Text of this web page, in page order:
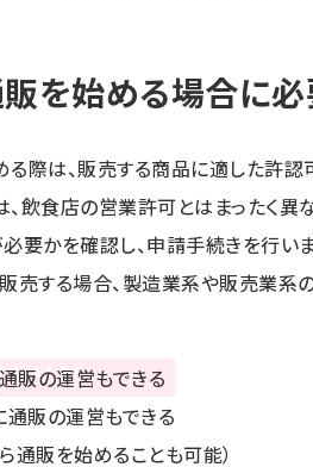
を始める場合に
際は、販売する商品に適した許認
飲食店の営業許可とはまったく異
要かを確認し、申請手続きを行いま
売する場合、製造業系や販売業
通販を始めることも可能）